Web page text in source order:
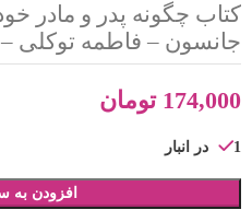
کتاب چگونه پدر و مادر
جانسون – فاطمه توکلی –
174,000 تومان
1 در انبار
افزودن به